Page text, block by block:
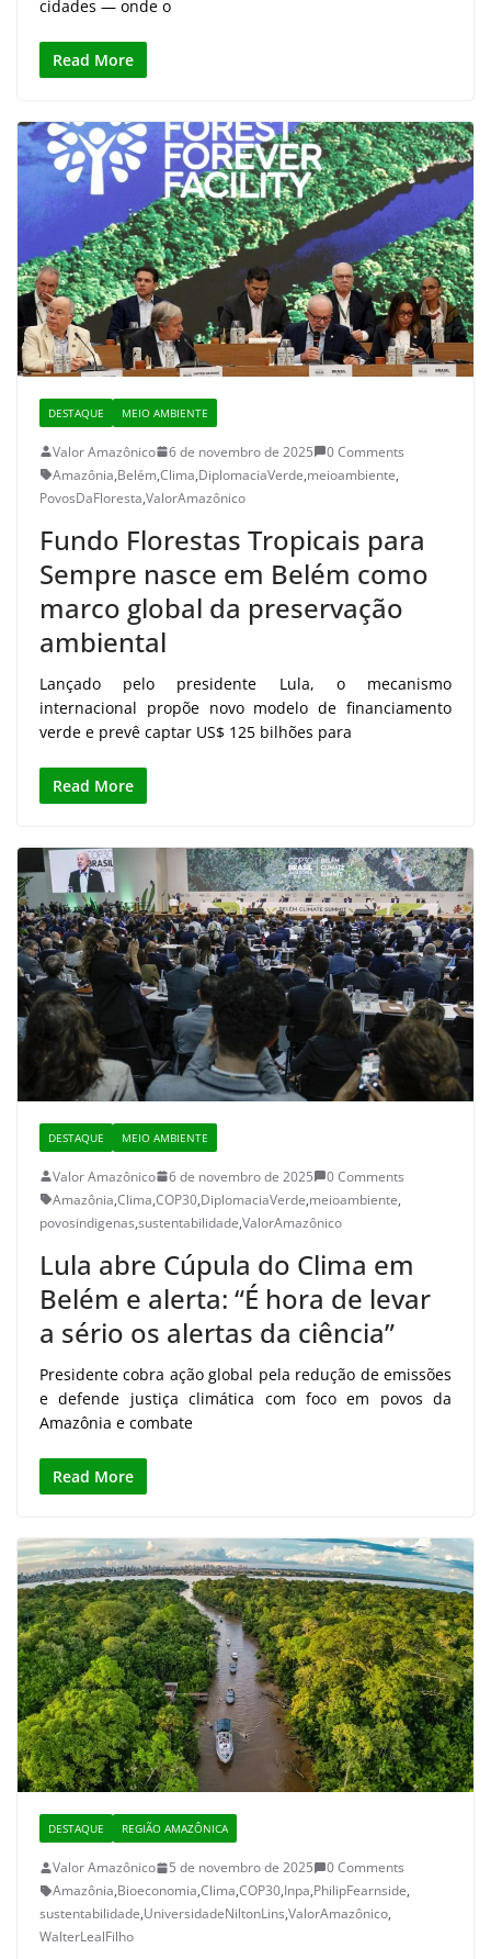
cidades — onde o
Read More
DESTAQUE MEIO AMBIENTE
Valor Amazônico 6 de novembro de 2025
0 Comments
Amazônia,Belém,Clima,DiplomaciaVerde,meioambiente,
PovosDaFloresta,ValorAmazônico
Fundo Florestas Tropicais para
Sempre nasce em Belém como
marco global da preservação
ambiental
Lançado pelo presidente Lula, o mecanismo
internacional propõe novo modelo de financiamento
verde e prevê captar US$ 125 bilhões para
Read More
DESTAQUE MEIO AMBIENTE
Valor Amazônico 6 de novembro de 2025
0 Comments
Amazônia,Clima,COP30,DiplomaciaVerde,meioambiente,
povosindigenas,sustentabilidade,ValorAmazônico
Lula abre Cúpula do Clima em
Belém e alerta: “É hora de levar
a sério os alertas da ciência”
Presidente cobra ação global pela redução de emissões
e defende justiça climática com foco em povos da
Amazônia e combate
Read More
DESTAQUE REGIÃO AMAZÔNICA
Valor Amazônico 5 de novembro de 2025
0 Comments
Amazônia,Bioeconomia,Clima,COP30,Inpa,PhilipFearnside,
sustentabilidade,UniversidadeNiltonLins,ValorAmazônico,
WalterLealFilho